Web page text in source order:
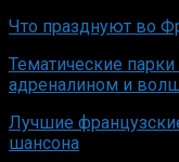
Что празднуют во
Тематические
адреналином и
Лучшие
шансона